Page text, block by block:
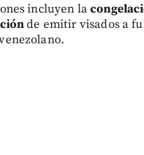
incluyen la
de emitir visados a